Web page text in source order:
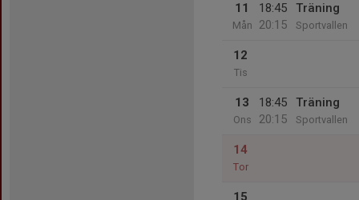
11
Mån
18:45
20:15
Träning
Sportvallen
12
Tis
13
Ons
18:45
20:15
Träning
Sportvallen
14
Tor
15